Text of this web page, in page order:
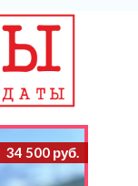
34 500 руб.